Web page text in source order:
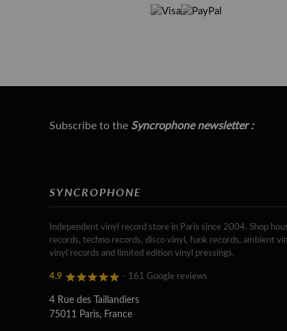
Subscribe to the Syncrophone newsletter :
SYNCROPHONE
Independent vinyl record store in Paris since 2004. Shop
records, techno records, disco vinyl, funk records, ambient
vinyl records and limited edition vinyl pressings.
4.9 - 161 Google reviews
4 Rue des Taillandiers
75011 Paris, France